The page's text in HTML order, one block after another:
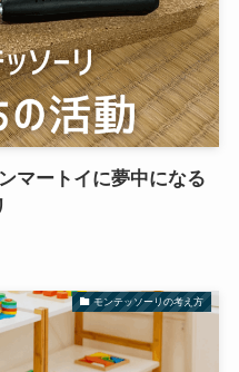
マートイに夢中になる
モンテッソーリの考え方